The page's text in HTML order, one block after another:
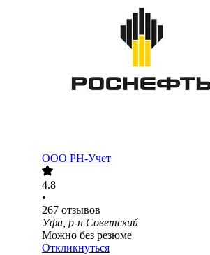
ООО РН-Учет
4.8
•
267 отзывов
Уфа, р-н Советский
Можно без резюме
Откликнуться